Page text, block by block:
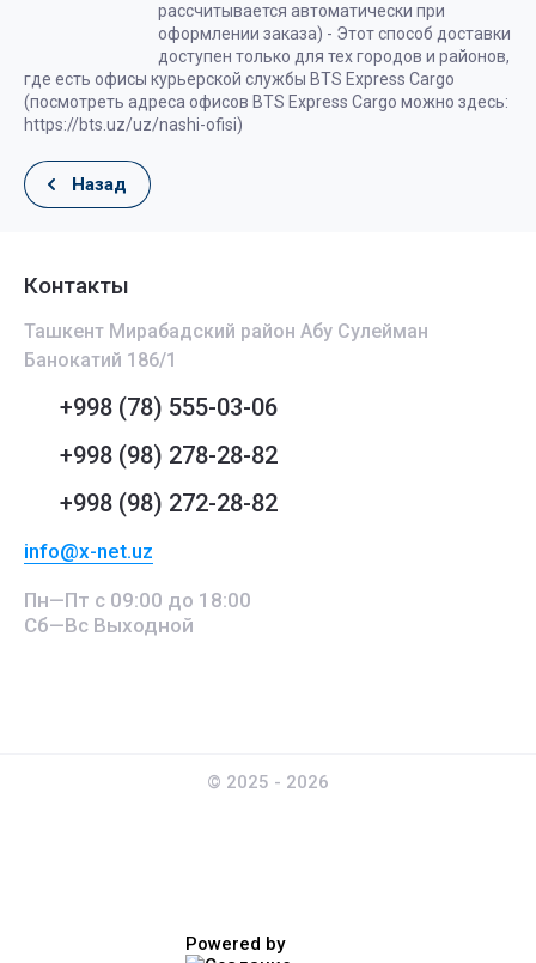
рассчитывается автоматически при
оформлении заказа) - Этот способ доставки
доступен только для тех городов и районов,
где есть офисы курьерской службы BTS Express Cargo
(посмотреть адреса офисов BTS Express Cargo можно здесь:
https://bts.uz/uz/nashi-ofisi)
Назад
Контакты
Ташкент Мирабадский район Абу Сулейман
Банокатий 186/1
+998 (78) 555-03-06
+998 (98) 278-28-82
+998 (98) 272-28-82
info@x-net.uz
Пн—Пт с 09:00 до 18:00
Сб—Вс Выходной
© 2025 - 2026
Powered by